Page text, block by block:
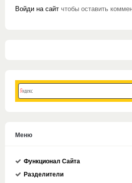
Войди на сайт чтобы оставить
Меню
Функционал Сайта
Разделители